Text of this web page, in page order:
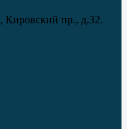
Кировский пр., д.32.